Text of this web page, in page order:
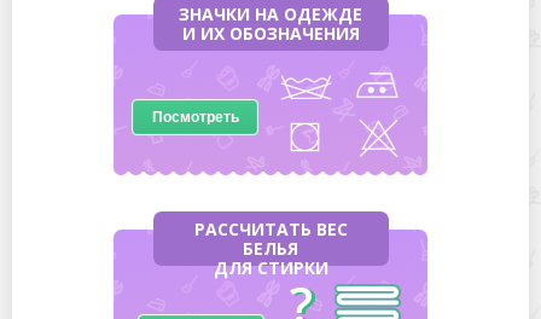
ЗНАЧКИ НА ОДЕЖДЕ
И ИХ ОБОЗНАЧЕНИЯ
Посмотреть
РАССЧИТАТЬ ВЕС
БЕЛЬЯ
ДЛЯ СТИРКИ